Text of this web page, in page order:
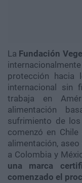
La Fundación
protección hacia
internacional sin
trabaja en
alimentación
sufrimiento de
comenzó en
alimentación,
a Colombia y
una marca
comenzado el